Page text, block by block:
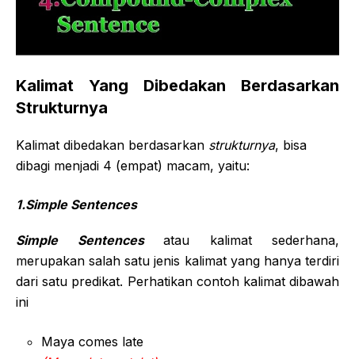
Kalimat Yang Dibedakan Berdasarkan
Strukturnya
Kalimat dibedakan berdasarkan strukturnya, bisa
dibagi menjadi 4 (empat) macam, yaitu:
1.Simple Sentences
Simple Sentences atau kalimat sederhana,
merupakan salah satu jenis kalimat yang hanya terdiri
dari satu predikat. Perhatikan contoh kalimat dibawah
ini
Maya comes late